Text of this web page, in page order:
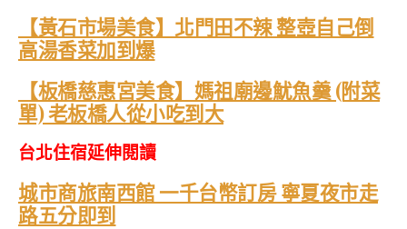
【黃石市場美食】北門田不辣 整壺自己倒
高湯香菜加到爆
【板橋慈惠宮美食】媽祖廟邊魷魚羹 (附菜
單) 老板橋人從小吃到大
台北住宿延伸閱讀
城市商旅南西館 一千台幣訂房 寧夏夜市走
路五分即到